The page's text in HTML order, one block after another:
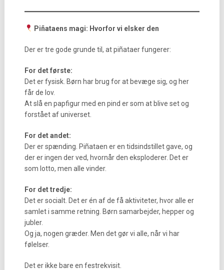
Piñataens magi: Hvorfor vi elsker den
Der er tre gode grunde til, at piñataer fungerer:
For det første:
Det er fysisk. Børn har brug for at bevæge sig, og her
får de lov.
At slå en papfigur med en pind er som at blive set og
forstået af universet.
For det andet:
Der er spænding. Piñataen er en tidsindstillet gave, og
der er ingen der ved, hvornår den eksploderer. Det er
som lotto, men alle vinder.
For det tredje:
Det er socialt. Det er én af de få aktiviteter, hvor alle er
samlet i samme retning. Børn samarbejder, hepper og
jubler.
Og ja, nogen græder. Men det gør vi alle, når vi har
følelser.
Det er ikke bare en festrekvisit.